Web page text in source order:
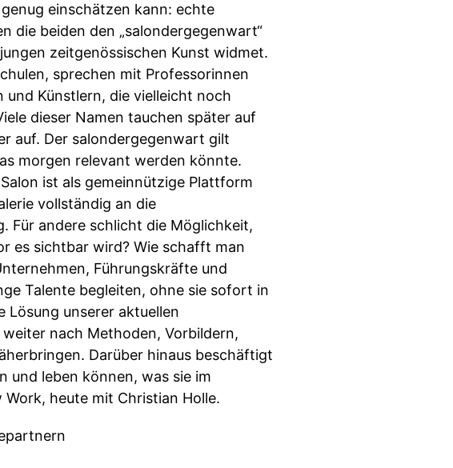
einschätzen kann: echte
die beiden den „salondergegenwart“
zeitgenössischen Kunst widmet.
sprechen mit Professorinnen
und Künstlern, die vielleicht noch
dieser Namen tauchen später auf
auf. Der salondergegenwart gilt
morgen relevant werden könnte.
ist als gemeinnützige Plattform
vollständig an die
Für andere schlicht die Möglichkeit,
es sichtbar wird? Wie schafft man
Führungskräfte und
Talente begleiten, ohne sie sofort in
Lösung unserer aktuellen
nach Methoden, Vorbildern,
Darüber hinaus beschäftigt
und leben können, was sie im
heute mit Christian Holle.